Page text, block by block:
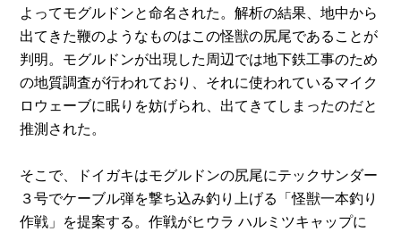
よってモグルドンと命名された。解析の結果、地中から
出てきた鞭のようなものはこの怪獣の尻尾であることが
判明。モグルドンが出現した周辺では地下鉄工事のため
の地質調査が行われており、それに使われているマイク
ロウェーブに眠りを妨げられ、出てきてしまったのだと
推測された。
そこで、ドイガキはモグルドンの尻尾にテックサンダー
３号でケーブル弾を撃ち込み釣り上げる「怪獣一本釣り
作戦」を提案する。作戦がヒウラ ハルミツキャップに